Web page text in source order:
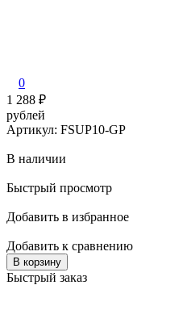
0
1 288 ₽
рублей
Артикул: FSUP10-GP
В наличии
Быстрый просмотр
Добавить в избранное
Добавить к сравнению
В корзину
Быстрый заказ